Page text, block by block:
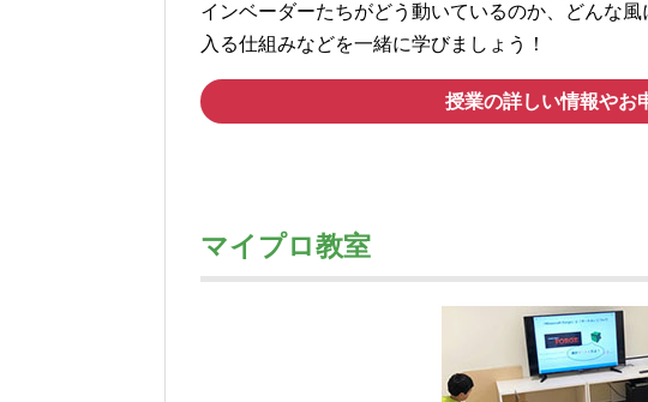
インベーダーたちがどう動いているのか、どんな
入る仕組みなどを一緒に学びましょう！
授業の詳しい情報やお
マイプロ教室